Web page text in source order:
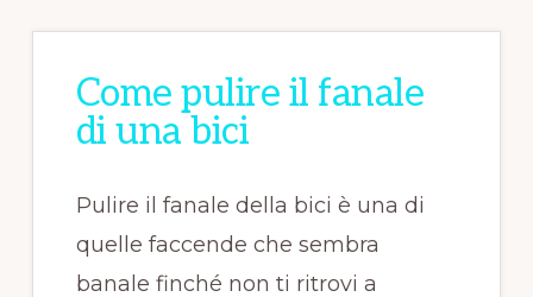
Come pulire il fanale
di una bici
Pulire il fanale della bici è una di
quelle faccende che sembra
banale finché non ti ritrovi a